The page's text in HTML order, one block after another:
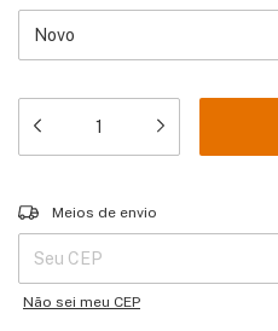
Entregas para o CEP:
Meios de envio
Não sei meu CEP